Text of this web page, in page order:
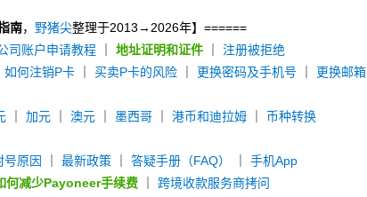
南， 野猪尖整理于2013→2026年】======
司账户申请教程 ｜地址证明和证件
注册被拒绝
如何注销P卡 买卖P卡的风险 更换密码及手机号 更换邮箱
｜加元 ｜澳元 ｜墨西哥 ｜港币和迪拉姆 币种转换
号原因 ｜最新政策 ｜答疑手册（FAQ） ｜手机App
何减少Payoneer手续费
跨境收款服务商拷问